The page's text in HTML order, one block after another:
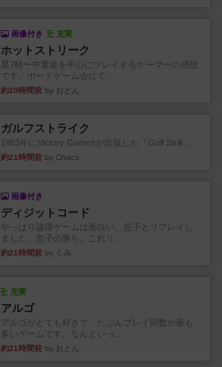
画像付き 充実
ホットストリーク
星7軽〜中量級を中心にプレイするゲーマーの感想
です。ボードゲーム会にて...
約20時間前 by おとん
ガルフストライク
1983年にVictory Gamesが出版した『Gulf Strik...
約21時間前 by Chaco
画像付き
ディジットコード
やっぱり論理ゲームは面白い。息子とリプレイし
ました。息子の勝ち。これリ...
約21時間前 by くみ
充実
アルゴ
アルゴがとても好きで、たぶんプレイ回数が最も
多いゲームです。なんといっ...
約21時間前 by おとん